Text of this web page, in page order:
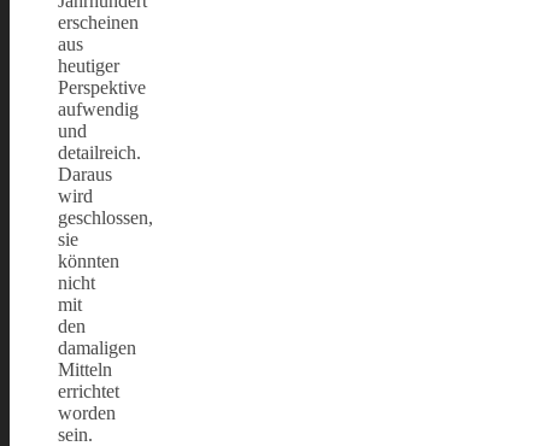
erscheinen
aus
heutiger
Perspektive
aufwendig
und
detailreich.
Daraus
wird
geschlossen,
sie
könnten
nicht
mit
den
damaligen
Mitteln
errichtet
worden
sein.